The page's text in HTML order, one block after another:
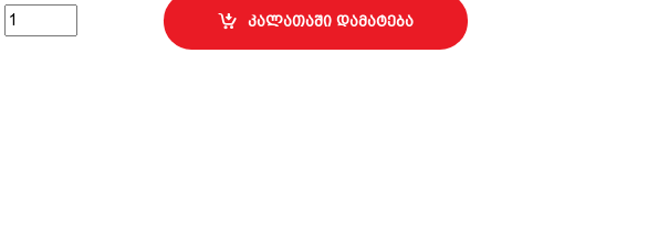
ქანჩის გასაღების პირი 19მმ TMK20322 quantity
კალათაში დამატება